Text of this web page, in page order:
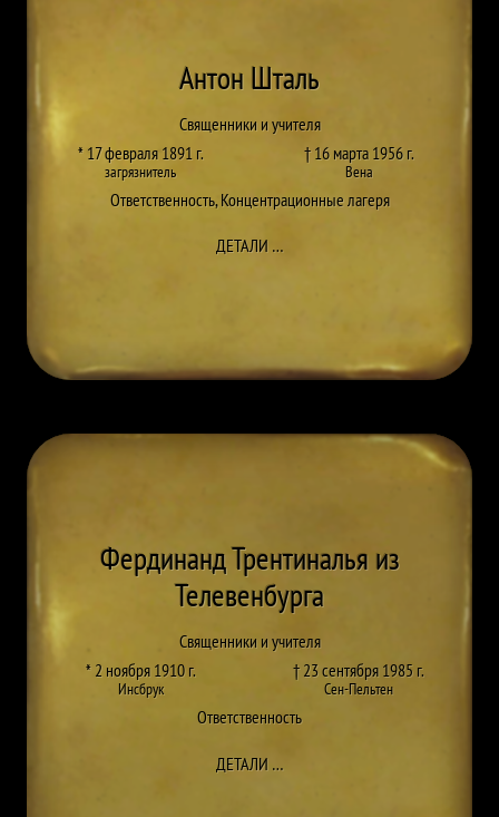
Антон Шталь
Священники и учителя
* 17 февраля 1891 г.
загрязнитель
† 16 марта 1956 г.
Вена
Ответственность,Концентрационные лагеря
ДЕТАЛИ…ДО ANTON STAHL
Фердинанд Трентиналья из
Телевенбурга
Священники и учителя
* 2 ноября 1910 г.
Инсбрук
† 23 сентября 1985 г.
Сен-Пельтен
Ответственность
ДЕТАЛИ…ДО FERDINAND TRENTINAGLIA